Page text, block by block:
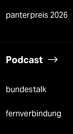
panterpreis 2026
Podcast
bundestalk
fernverbindung